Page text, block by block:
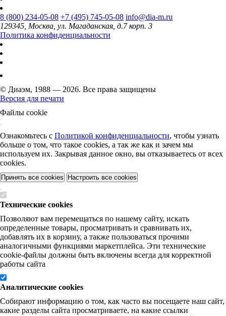
8 (800) 234-05-08 +7 (495) 745-05-08 info@dia-m.ru
129345, Москва, ул. Магаданская, д.7 корп. 3
Политика конфиденциальности
© Диаэм, 1988 — 2026. Все права защищены
Версия для печати
Файлы cookie
Ознакомьтесь с Политикой конфиденциальности, чтобы узнать
больше о том, что такое cookies, а так же как и зачем мы
используем их. Закрывая данное окно, вы отказываетесь от всех
cookies.
Принять все cookies Настроить все cookies
Технические cookies
Позволяют вам перемещаться по нашему сайту, искать
определенные товары, просматривать и сравнивать их,
добавлять их в корзину, а также пользоваться прочими
аналогичными функциями маркетплейса. Эти технические
cookie-файлы должны быть включены всегда для корректной
работы сайта
Аналитические cookies
Собирают информацию о том, как часто вы посещаете наш сайт,
какие разделы сайта просматриваете, на какие ссылки